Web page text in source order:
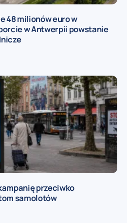
48 milionów euro w
w Antwerpii powstanie
przeciwko
samolotów